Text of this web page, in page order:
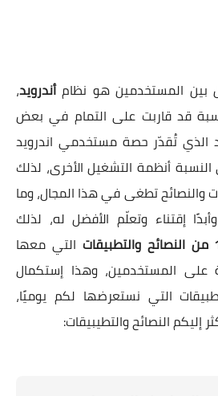
بين المستخدمين هو نظامأندرويد،
قد قاربت على التمام في بعض
الذي تُقدّر حصة مستخدمي اندرويد
91% وباقي النسبة أنظمة التشغيل الأخرى، لذلك
والنصائح تطغى في هذا المجال، وما
إقتناء وتعلّم الأفضل له، لذلك
التي معها
على المستخدمين، وهذا إستكمال
التي نستعرضها لكم يوميًا،
إليكم النصائح والتطيبيقات: